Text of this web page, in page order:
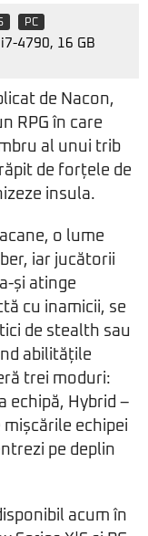
PC
4790, 16 GB
de Nacon,
RPG în care
al unui trib
de forțele de
insula.
o lume
iar jucătorii
și atinge
cu inamicii, se
de stealth sau
abilitățile
trei moduri:
echipă, Hybrid –
echipei
pe deplin
acum în